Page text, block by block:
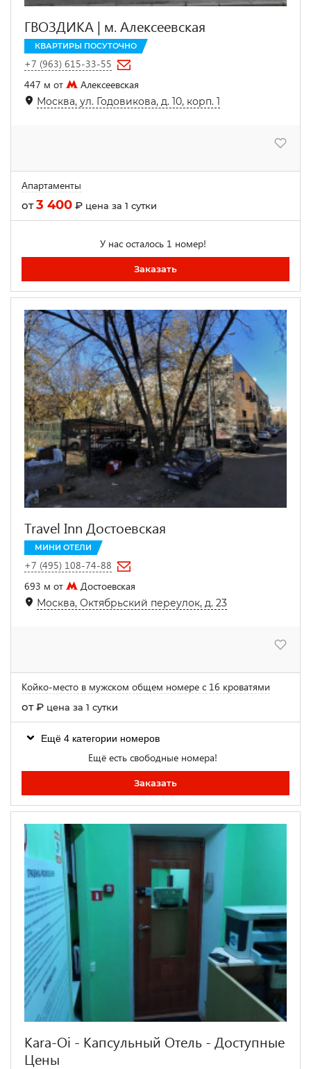
ГВОЗДИКА | м. Алексеевская
КВАРТИРЫ ПОСУТОЧНО
+7 (963) 615-33-55
447 м от
Алексеевская
Москва, ул. Годовикова, д. 10, корп. 1
Апартаменты
от3 400 ₽ цена за 1 сутки
У нас осталось 1 номер!
Заказать
Travel Inn Достоевская
МИНИ ОТЕЛИ
+7 (495) 108-74-88
693 м от
Достоевская
Москва, Октябрьский переулок, д. 23
Койко-место в мужском общем номере с 16 кроватями
от₽ цена за 1 сутки
Ещё 4 категории номеров
Ещё есть свободные номера!
Заказать
Kara-Oi - Капсульный Отель - Доступные
Цены